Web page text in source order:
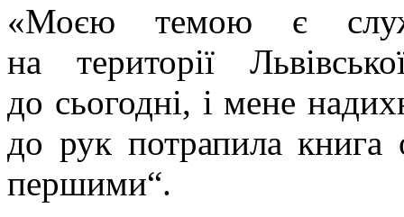
«Моєю темою є
на території
до сьогодні, і мене
до рук потрапила книга
першими“.